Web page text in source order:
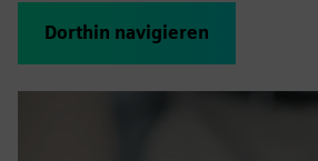
Dorthin navigieren